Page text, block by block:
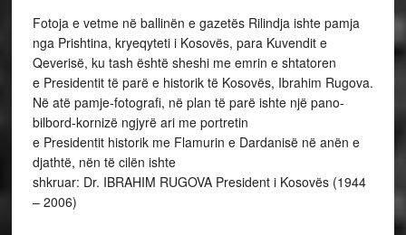
Fotoja e vetme në ballinën e gazetës Rilindja ishte pamja
nga Prishtina, kryeqyteti i Kosovës, para Kuvendit e
Qeverisë, ku tash është sheshi me emrin e shtatoren
e Presidentit të parë e historik të Kosovës, Ibrahim Rugova.
Në atë pamje-fotografi, në plan të parë ishte një pano-
bilbord-kornizë ngjyrë ari me portretin
e Presidentit historik me Flamurin e Dardanisë në anën e
djathtë, nën të cilën ishte
shkruar: Dr. IBRAHIM RUGOVA President i Kosovës (1944
– 2006)